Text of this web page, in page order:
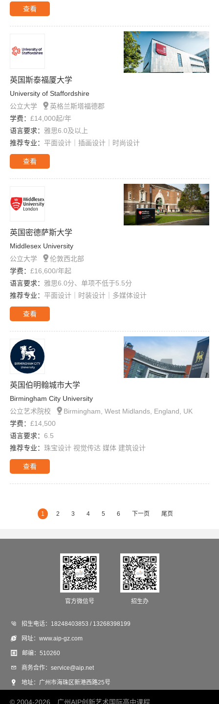
查看
英国斯泰福厦大学
University of Staffordshire
公立大学
 英格兰斯塔福德郡
学费： £14,000起/年
语言要求： 雅思6.0及以上
推荐专业： 平面设计｜插画设计｜时尚设计
查看
英国密德萨斯大学
Middlesex University
公立大学
伦敦西北部
学费： £16,600/年起
语言要求： 雅思6.0分、单项不低于5.5分
推荐专业： 平面设计｜时装设计｜多媒体设计
查看
英国伯明翰城市大学
Birmingham City University
公立艺术院校
 Birmingham, West Midlands, England, UK
学费： £14,500
语言要求： 6.5
推荐专业： 珠宝设计 视觉传达 媒体 建筑设计
查看
1 2 3 4 5 6 下一页 尾页
官方微信号 招生办
 招生电话： 18248403853 / 13268398199
 网址：www.aip-gz.com
 邮编：510260
 商务合作：service@aip.net
 地址： 广州市海珠区新港西路25号
© 2004-2026 广州AIP创新艺术国际高中课程